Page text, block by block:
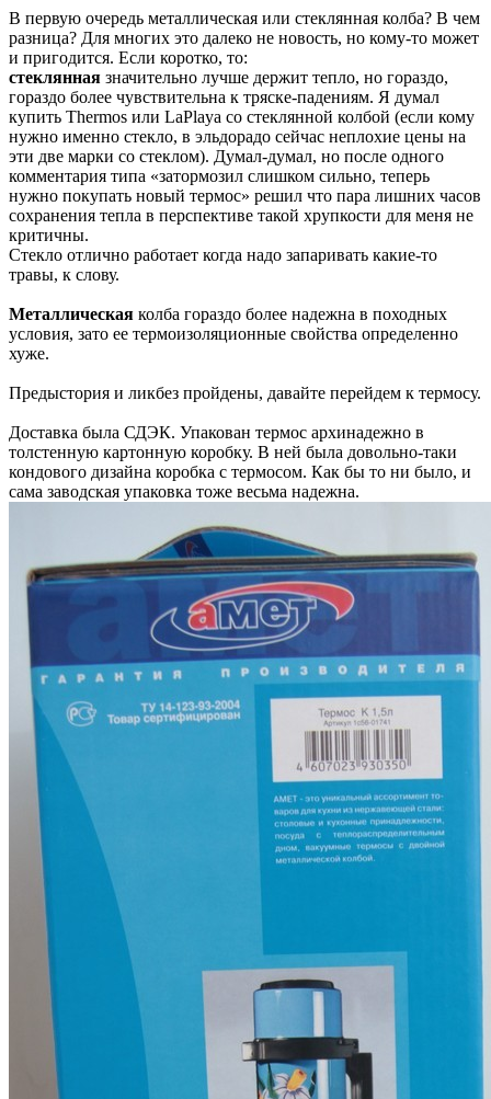
В первую очередь металлическая или стеклянная колба? В чем
разница? Для многих это далеко не новость, но кому-то может
и пригодится. Если коротко, то:
стеклянная значительно лучше держит тепло, но гораздо,
гораздо более чувствительна к тряске-падениям. Я думал
купить Thermos или LaPlaya со стеклянной колбой (если кому
нужно именно стекло, в эльдорадо сейчас неплохие цены на
эти две марки со стеклом). Думал-думал, но после одного
комментария типа «затормозил слишком сильно, теперь
нужно покупать новый термос» решил что пара лишних часов
сохранения тепла в перспективе такой хрупкости для меня не
критичны.
Стекло отлично работает когда надо запаривать какие-то
травы, к слову.
Металлическая колба гораздо более надежна в походных
условия, зато ее термоизоляционные свойства определенно
хуже.
Предыстория и ликбез пройдены, давайте перейдем к термосу.
Доставка была СДЭК. Упакован термос архинадежно в
толстенную картонную коробку. В ней была довольно-таки
кондового дизайна коробка с термосом. Как бы то ни было, и
сама заводская упаковка тоже весьма надежна.